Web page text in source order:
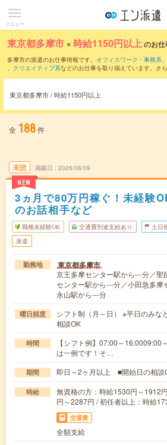
メニュー
東京都多摩市 × 時給1150円以上のお
多摩市の派遣のお仕事情報です。 オフィスワーク・事務系、
、 クリエイティブ系などのお仕事を取り揃えています。さら
時給1250円以上 ・1800円以上の求人はこちら
当サイトでは法令を遵守し、最低賃金以上の求人のみを掲
東京都多摩市 / 時給1150円以上
全 188件
未読
NEW
掲載日 2026/08/09
3ヵ月で80万円稼ぐ！未経験
のお話相手など
職種未経験OK 交通費別途支給あり 土日
派遣
勤務地 東京都多摩市
京王多摩センター駅から---分／
センター駅から---分／小田急多摩
永山駅から---分
曜日頻度
シフト制（月～日） ※平日のみな
相談OK
時間
【シフト例】07:00～
は一例です！そ…
期間 即日～2ヶ月以上 ■開始日の相談
時給
無資格の方：時給1530円～1912
円～2287円 / 初任者以上：時給
交通費
全額支給